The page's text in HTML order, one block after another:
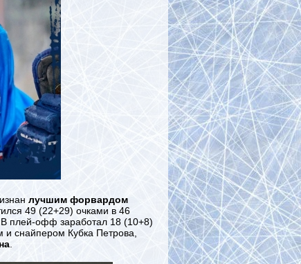
лучшим форвардом
49 (22+29) очками в 46
плей-офф заработал 18 (10+8)
и снайпером Кубка Петрова,